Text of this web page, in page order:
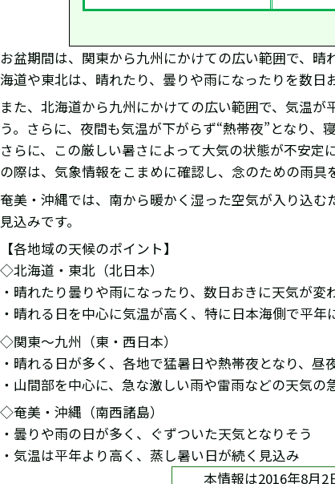
お盆期間は、関東から九州にかけての広い範囲で、
海道や東北は、晴れたり、曇りや雨になったりを数日
また、北海道から九州にかけての広い範囲で、気温
う。さらに、夜間も気温が下がらず“熱帯夜”となり、
さらに、この厳しい暑さによって大気の状態が不安
の際は、気象情報をこまめに確認し、念のための雨具
奄美・沖縄では、南から暖かく湿った空気が入り込
見込みです。
【各地域の天候のポイント】
◇北海道・東北（北日本）
・晴れたり曇りや雨になったり、数日おきに天気が
・晴れる日を中心に気温が高く、特に日本海側で平年
◇関東～九州（東・西日本）
・晴れる日が多く、各地で猛暑日や熱帯夜となり、昼
・山間部を中心に、急な激しい雨や雷雨などの天気の
◇奄美・沖縄（南西諸島）
・曇りや雨の日が多く、ぐずついた天気となりそう
・気温は平年より高く、蒸し暑い日が続く見込み
本情報は2016年8月